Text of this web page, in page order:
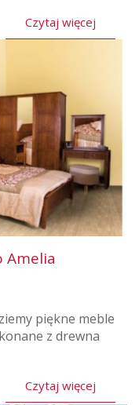
Czytaj więcej
Amelia
piękne meble
z drewna
Czytaj więcej